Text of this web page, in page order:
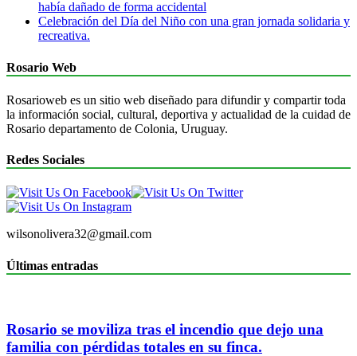
había dañado de forma accidental
Celebración del Día del Niño con una gran jornada solidaria y
recreativa.
Rosario Web
Rosarioweb es un sitio web diseñado para difundir y compartir toda
la información social, cultural, deportiva y actualidad de la cuidad de
Rosario departamento de Colonia, Uruguay.
Redes Sociales
wilsonolivera32@gmail.com
Últimas entradas
Rosario se moviliza tras el incendio que dejo una
familia con pérdidas totales en su finca.